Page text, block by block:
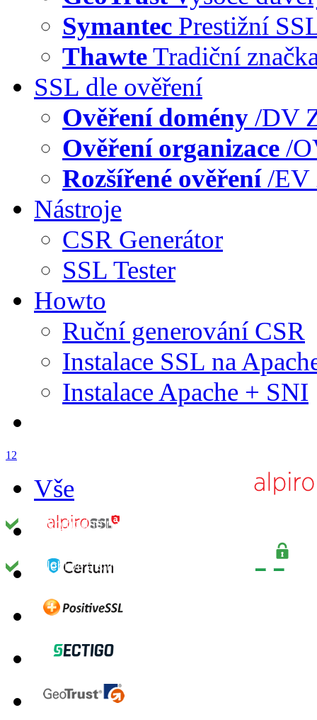
Symantec Prestižní
ThawteTradiční
SSL dle ověření
Ověření domény /DV
Ověření organizace /
Rozšířené ověření/EV
Nástroje
CSR Generátor
SSL Tester
Howto
Ruční generování CSR
Instalace SSL na
Instalace Apache + SNI
1 2
Vše